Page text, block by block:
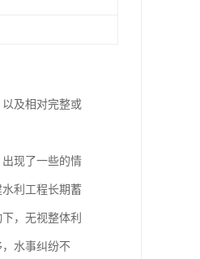
及相对完整或
现了一些的情
利工程长期蓄
，无视整体利
水事纠纷不